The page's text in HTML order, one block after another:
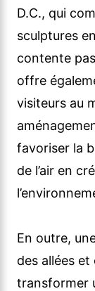
D.C., qui
sculptures
contente
offre
visiteurs au
favoriser la
de l’air en
En outre,
des allées et
transformer